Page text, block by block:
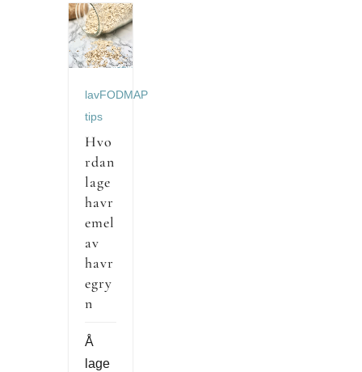
lavFODMAP
tips
Hvo
rdan
lage
havr
emel
av
havr
egry
n
Å
lage